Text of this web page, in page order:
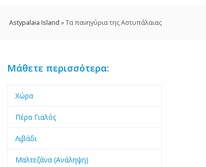
Astypalaia Island »Τα πανηγύρια της Αστυπάλαιας
Μάθετε περισσότερα:
Χώρα
Πέρα Γιαλός
Λιβάδι
Μαλτεζάνα (Ανάληψη)